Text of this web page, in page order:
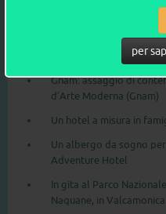
per
QUI CI SIAMO
Gnam: assaggio di
d’Arte Moderna (Gnam)
Un hotel a misura in
Un albergo da sogno
Adventure Hotel
In gita al Parco
Naquane, in Valcamonica